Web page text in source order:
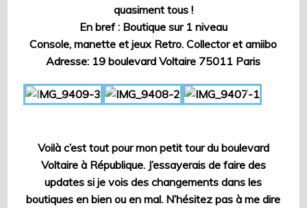
quasiment tous !
En bref : Boutique sur 1 niveau
Console, manette et jeux Retro. Collector et amiibo
Adresse: 19 boulevard Voltaire 75011 Paris
Voilà c’est tout pour mon petit tour du boulevard
Voltaire à République. J’essayerais de faire des
updates si je vois des changements dans les
boutiques en bien ou en mal. N’hésitez pas à me dire